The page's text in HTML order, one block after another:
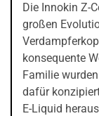
Die Innokin Z-
großen
konsequente
Familie
dafür
E-Liquid